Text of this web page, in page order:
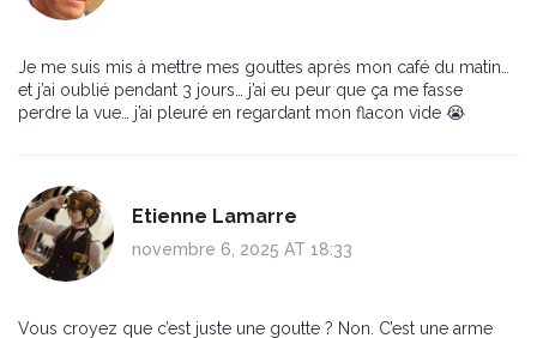
Je me suis mis à mettre mes gouttes après mon café du matin…
et j’ai oublié pendant 3 jours… j’ai eu peur que ça me fasse
perdre la vue… j’ai pleuré en regardant mon flacon vide 😭
Etienne Lamarre
novembre 6, 2025 AT 18:33
Vous croyez que c’est juste une goutte ? Non. C’est une arme